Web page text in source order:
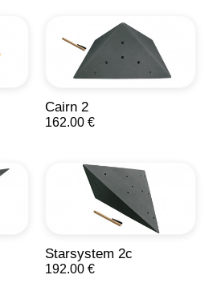
Cairn 2
162.00 €
Starsystem 2c
192.00 €